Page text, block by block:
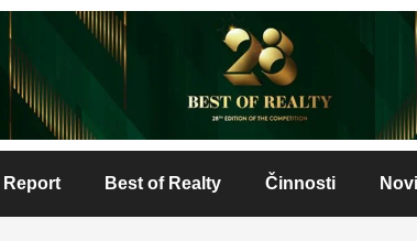
Report Best of Realty Činnosti